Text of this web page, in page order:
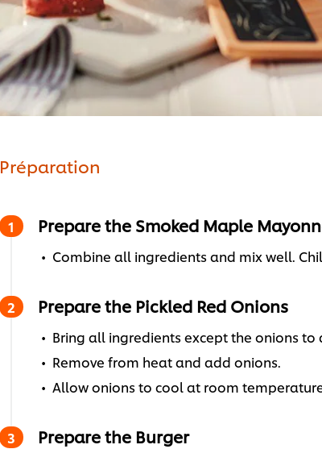
Préparation
Prepare the Smoked Maple
Combine all ingredients and mix well.
Prepare the Pickled Red Onions
Bring all ingredients except the onions to
Remove from heat and add onions.
Allow onions to cool at room
Prepare the Burger